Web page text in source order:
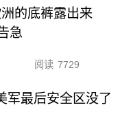
的底裤露出来
急
阅读 7729
军最后安全区没了